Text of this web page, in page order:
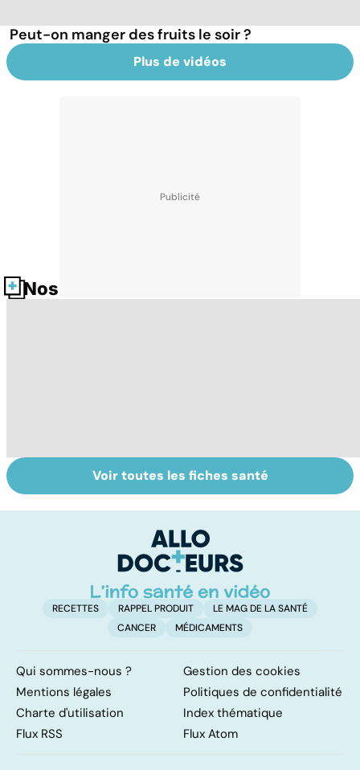
Peut-on manger des fruits le soir ?
Plus de vidéos
Nos fiches santé
Le TDAH, un
trouble de
hyperactivité
Accident
vasculaire
également
touché
Voir toutes les fiches santé
RECETTES RAPPEL PRODUIT
LE MAG DE LA SANTÉ
CANCER
MÉDICAMENTS
Qui sommes-nous ?
Gestion des cookies
Mentions légales
Politiques de confidentialité
Charte d'utilisation
Index thématique
Flux RSS
Flux Atom